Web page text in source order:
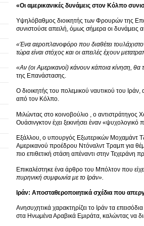
«Οι αμερικανικές δυνάμεις στον Κόλπο
Υψηλόβαθμος διοικητής των Φρουρών της
συνιστούσε απειλή, όμως σήμερα οι δυνάμεις
«Ένα αεροπλανοφόρο που διαθέτει
τώρα είναι στόχος και οι απειλές έχουν
«Αν (οι Αμερικανοί) κάνουν κάποια κίνηση, θα
της Επανάστασης.
Ο διοικητής του πολεμικού ναυτικού του
από τον Κόλπο.
Μιλώντας στο κοινοβούλιο , ο αντιστράτηγος
Ουάσινγκτον έχει ξεκινήσει έναν «ψυχολογικό
Εξάλλου, ο υπουργός Εξωτερικών Μοχαμάντ
Αμερικανού προέδρου Ντόναλντ Τραμπ για
πιο επιθετική στάση απέναντι στην Τεχεράνη
Επικαλέστηκε ένα άρθρο του Μπόλτον που
πυρηνική συμφωνία με το Ιράν».
Ιράν: Αποσταθεροποιητικά σχέδια που
Ανησυχητικά χαρακτηρίζει το Ιράν τα
στα Ηνωμένα Αραβικά Εμιράτα, καλώντας να